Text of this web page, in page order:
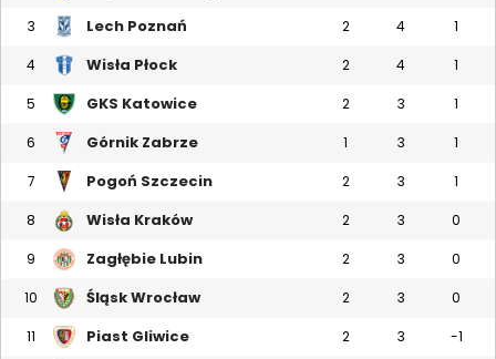
3 Lech Poznań 2 4 1
4 Wisła Płock 2 4 1
5 GKS Katowice 2 3 1
6 Górnik Zabrze 1 3 1
7 Pogoń Szczecin 2 3 1
8 Wisła Kraków 2 3 0
9 Zagłębie Lubin 2 3 0
10 Śląsk Wrocław 2 3 0
11 Piast Gliwice 2 3 -1